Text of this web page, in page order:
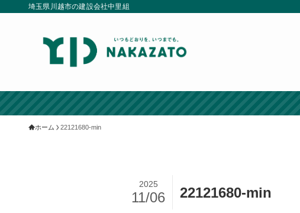
埼玉県川越市の建設会社中里組
ホーム 22121680-min
22121680-min
2025
11/06